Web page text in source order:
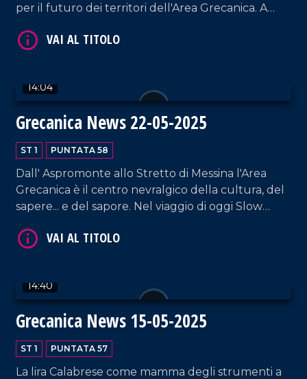
per il futuro dei territori dell'Area Grecanica. A
Meridionale di Pasquino Crupi.
14:04
Grecanica News 22-05-2025
ST 1 PUNTATA 58
Dall' Aspromonte allo Stretto di Messina l'Area
Grecanica è il centro nevralgico della cultura, del
sapere... e del sapore. Nel viaggio di oggi Slow
centenaria Nonna Maria e di gruppo di donne
14:40
Grecanica News 15-05-2025
ST 1 PUNTATA 57
La lira Calabrese come mamma degli strumenti a
VAI AL TITOLO
VAI AL TITOLO